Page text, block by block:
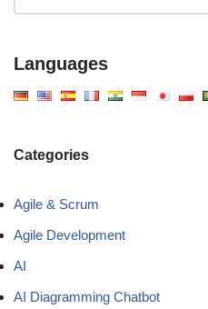
Languages
Categories
Agile & Scrum
Agile Development
AI
AI Diagramming Chatbot